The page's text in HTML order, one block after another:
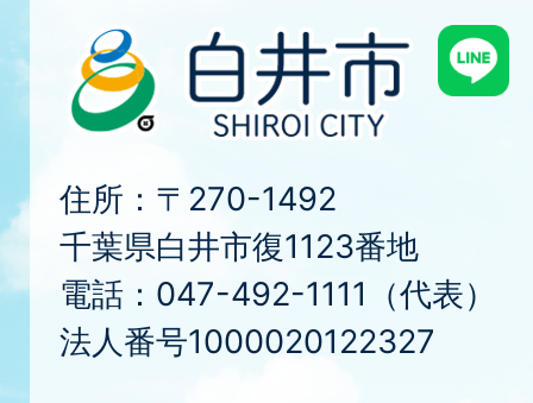
住所：〒270-1492
千葉県白井市復1123番地
電話：047-492-1111（代表）
法人番号1000020122327